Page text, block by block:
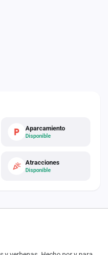
Aparcamiento
Disponible
Atracciones
Disponible